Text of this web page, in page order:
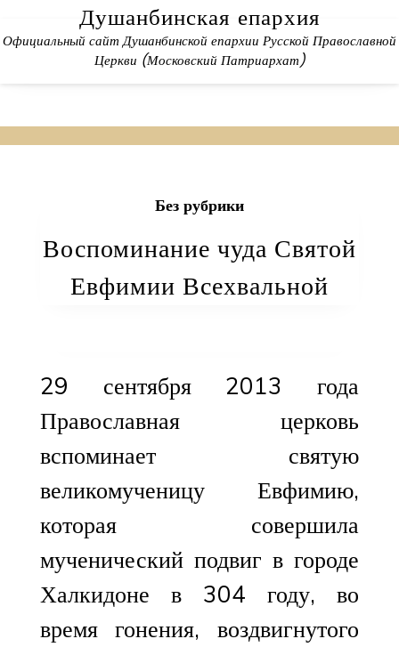
content
Душанбинская епархия
Официальный сайт Душанбинской епархии Русской Православной
Церкви (Московский Патриархат)
Без рубрики
Воспоминание чуда Святой
Евфимии Всехвальной
29 сентября 2013 года
Православная церковь
вспоминает святую
великомученицу Евфимию,
которая совершила
мученический подвиг в городе
Халкидоне в 304 году, во
время гонения, воздвигнутого